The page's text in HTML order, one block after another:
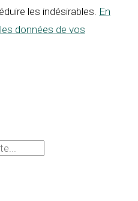
les indésirables. En
données de vos